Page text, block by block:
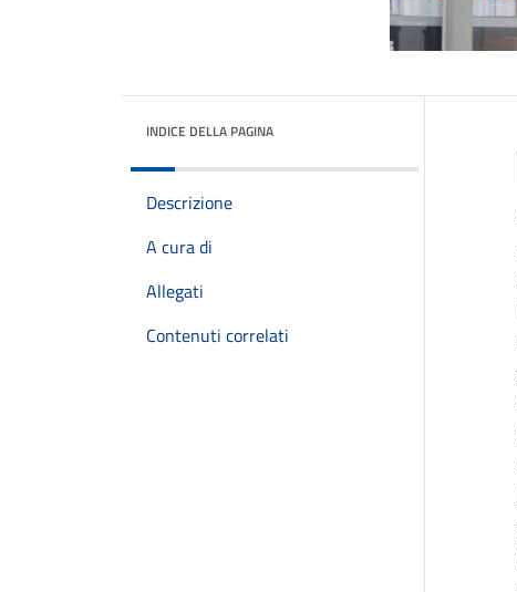
INDICE DELLA PAGINA
Descrizione
A cura di
Allegati
Contenuti correlati